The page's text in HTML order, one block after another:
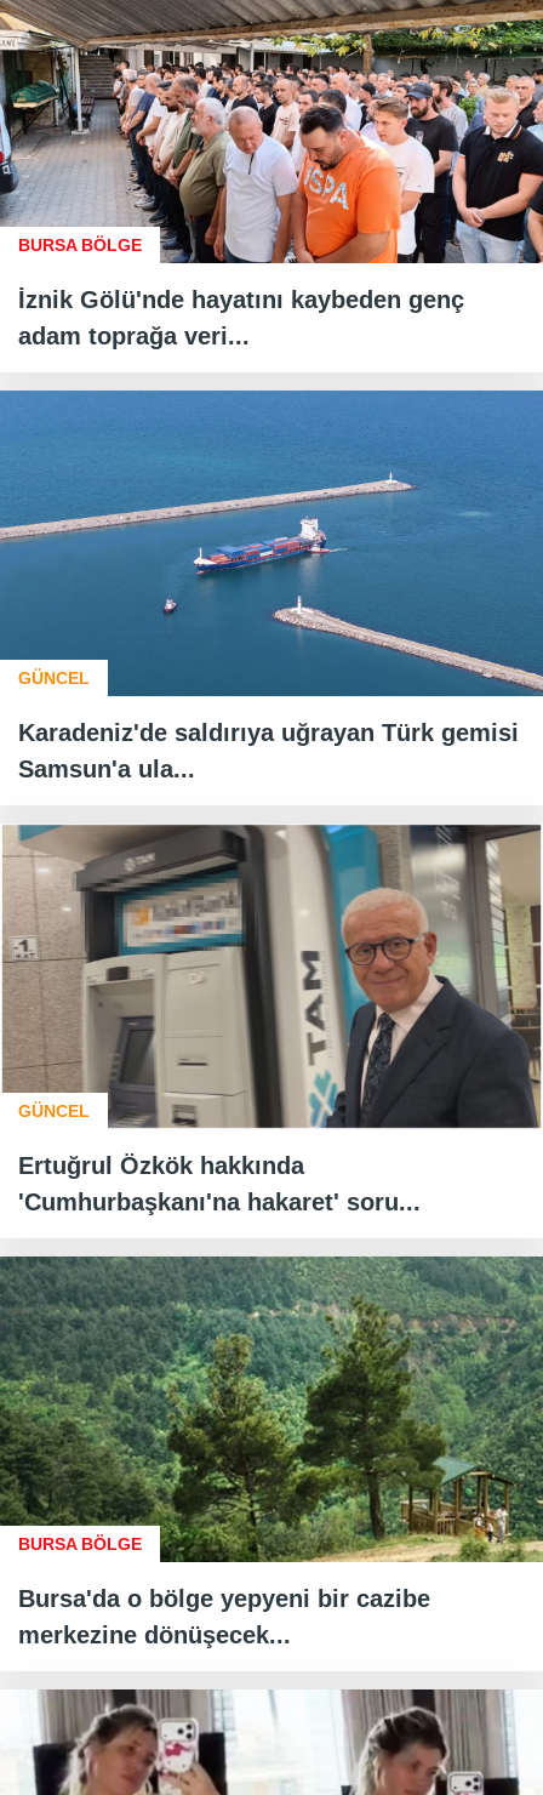
BURSA BÖLGE
İznik Gölü'nde hayatını kaybeden genç
adam toprağa veri...
GÜNCEL
Karadeniz'de saldırıya uğrayan Türk gemisi
Samsun'a ula...
GÜNCEL
Ertuğrul Özkök hakkında
'Cumhurbaşkanı'na hakaret' soru...
BURSA BÖLGE
Bursa'da o bölge yepyeni bir cazibe
merkezine dönüşecek...